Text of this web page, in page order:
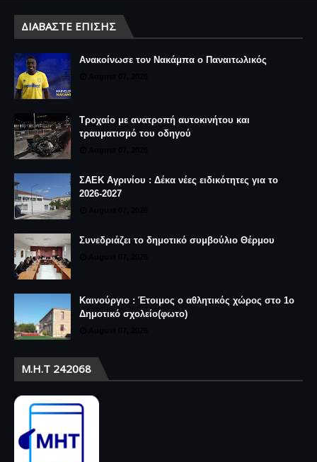
ΔΙΑΒΆΣΤΕ ΕΠΊΣΗΣ
Ανακοίνωσε τον Νακάμπα ο Παναιτωλικός
Τροχαίο με ανατροπή αυτοκινήτου και
τραυματισμό του οδηγού
ΣΑΕΚ Αγρινίου : Δέκα νέες ειδικότητες για το
2026-2027
Συνεδριάζει το δημοτικό συμβούλιο Θέρμου
Καινούργιο : Έτοιμος ο αθλητικός χώρος στο 1ο
Δημοτικό σχολείο(φωτο)
Μ.Η.Τ 242068